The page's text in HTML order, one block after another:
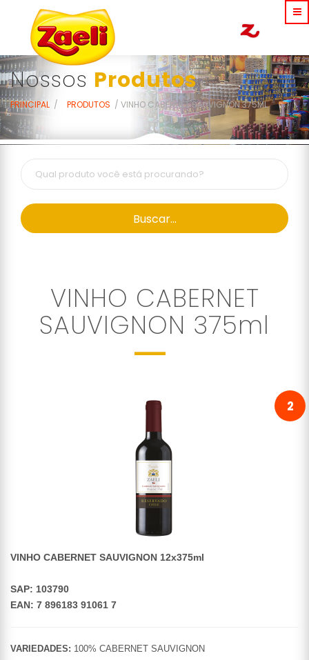
Nossos Produtos
PRINCIPAL PRODUTOS VINHO CABERNET SAUVIGNON 375ML
Buscar...
VINHO CABERNET
SAUVIGNON 375ml
2
VINHO CABERNET SAUVIGNON 12x375ml
SAP: 103790
EAN: 7 896183 91061 7
VARIEDADES: 100% CABERNET SAUVIGNON